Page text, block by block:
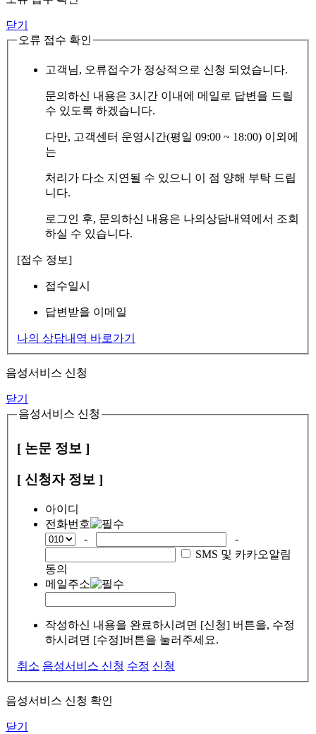
닫기
오류 접수 확인
고객님, 오류접수가 정상적으로 신청 되었습니다.
문의하신 내용은 3시간 이내에 메일로 답변을 드릴
수 있도록 하겠습니다.
다만, 고객센터 운영시간(평일 09:00 ~ 18:00) 이외에
는
처리가 다소 지연될 수 있으니 이 점 양해 부탁 드립
니다.
로그인 후, 문의하신 내용은 나의상담내역에서 조회
하실 수 있습니다.
[접수 정보]
접수일시
답변받을 이메일
나의 상담내역 바로가기
음성서비스 신청
닫기
음성서비스 신청
[ 논문 정보 ]
[ 신청자 정보 ]
아이디
전화번호
-
-
SMS 및 카카오알림
동의
메일주소
작성하신 내용을 완료하시려면 [신청] 버튼을, 수정
하시려면 [수정]버튼을 눌러주세요.
취소 음성서비스 신청 수정 신청
음성서비스 신청 확인
닫기